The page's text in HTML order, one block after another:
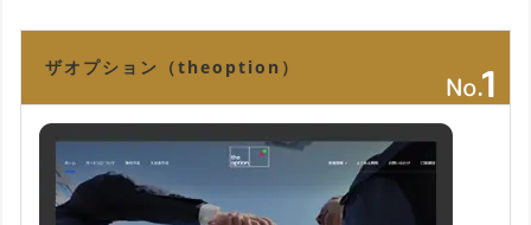
ザオプション（theoption）